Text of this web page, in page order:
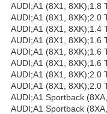
AUDI;A1 (8X1, 8XK);1.8
AUDI;A1 (8X1, 8XK);2.0
AUDI;A1 (8X1, 8XK);1.4
AUDI;A1 (8X1, 8XK);1.6
AUDI;A1 (8X1, 8XK);1.6
AUDI;A1 (8X1, 8XK);1.6
AUDI;A1 (8X1, 8XK);2.0
AUDI;A1 (8X1, 8XK);2.0
AUDI;A1 Sportback
AUDI;A1 Sportback